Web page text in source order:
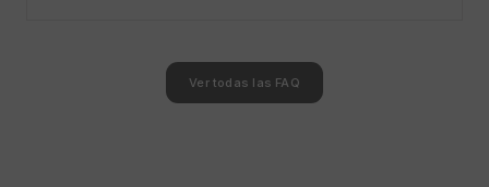
Ver todas las FAQ